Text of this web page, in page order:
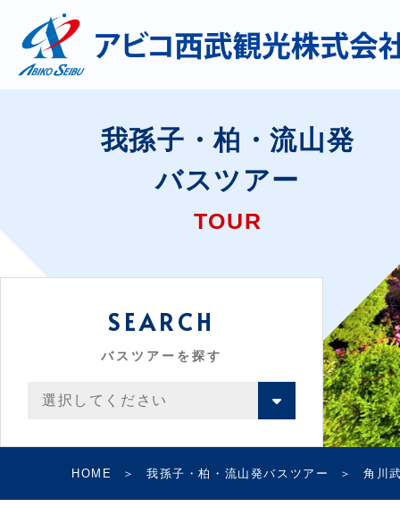
我孫子・柏・流山発
バスツアー
TOUR
SEARCH
バスツアーを探す
HOME 我孫子・柏・流山発バスツアー 角川